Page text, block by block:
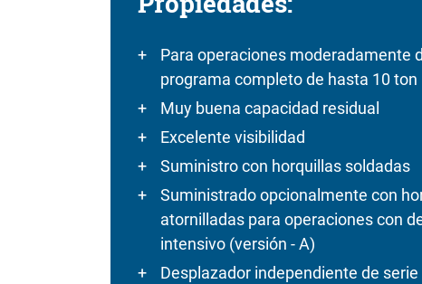
Para operaciones moderadamente
programa completo de hasta 10 ton
Muy buena capacidad residual
Excelente visibilidad
Suministro con horquillas soldadas
Suministrado opcionalmente con
atornilladas para operaciones con
intensivo (versión - A)
Desplazador independiente de serie